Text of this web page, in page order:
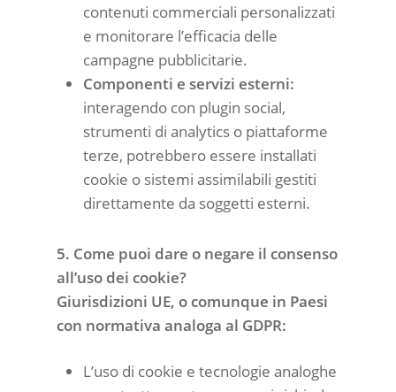
contenuti commerciali personalizzati
e monitorare l’efficacia delle
campagne pubblicitarie.
Componenti e servizi esterni:
interagendo con plugin social,
strumenti di analytics o piattaforme
terze, potrebbero essere installati
cookie o sistemi assimilabili gestiti
direttamente da soggetti esterni.
5. Come puoi dare o negare il consenso
all’uso dei cookie?
Giurisdizioni UE, o comunque in Paesi
con normativa analoga al GDPR:
L’uso di cookie e tecnologie analoghe